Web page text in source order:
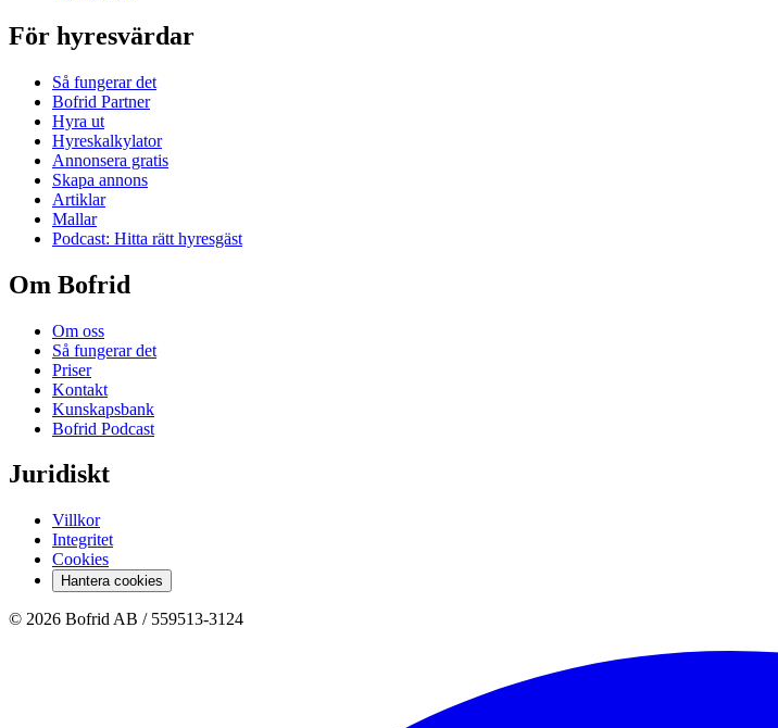
För hyresvärdar
Så fungerar det
Bofrid Partner
Hyra ut
Hyreskalkylator
Annonsera gratis
Skapa annons
Artiklar
Mallar
Podcast: Hitta rätt hyresgäst
Om Bofrid
Om oss
Så fungerar det
Priser
Kontakt
Kunskapsbank
Bofrid Podcast
Juridiskt
Villkor
Integritet
Cookies
Hantera cookies
© 2026 Bofrid AB / 559513-3124